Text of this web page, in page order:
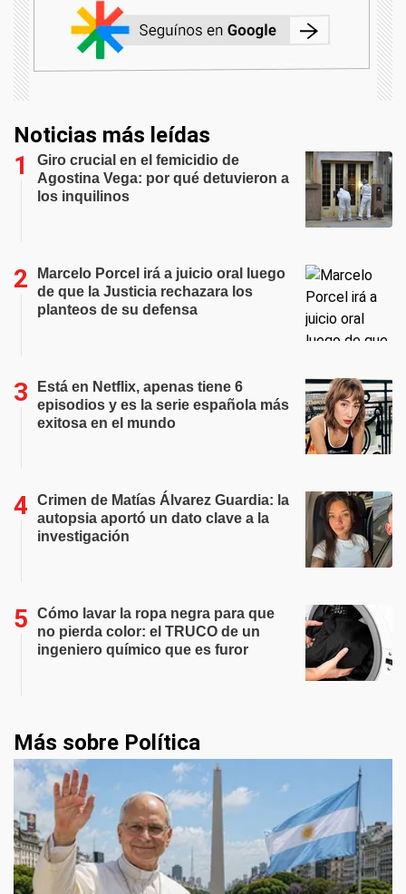
Noticias más leídas
Giro crucial en el femicidio de
Agostina Vega: por qué detuvieron a
los inquilinos
Marcelo Porcel irá a juicio oral luego
de que la Justicia rechazara los
planteos de su defensa
Está en Netflix, apenas tiene 6
episodios y es la serie española más
exitosa en el mundo
Crimen de Matías Álvarez Guardia: la
autopsia aportó un dato clave a la
investigación
Cómo lavar la ropa negra para que
no pierda color: el TRUCO de un
ingeniero químico que es furor
Más sobre Política